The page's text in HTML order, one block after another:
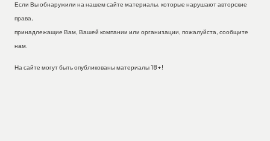
Если Вы обнаружили на нашем сайте материалы, которые нарушают авторские
права,
принадлежащие Вам, Вашей компании или организации, пожалуйста, сообщите
нам.
На сайте могут быть опубликованы материалы 18+!